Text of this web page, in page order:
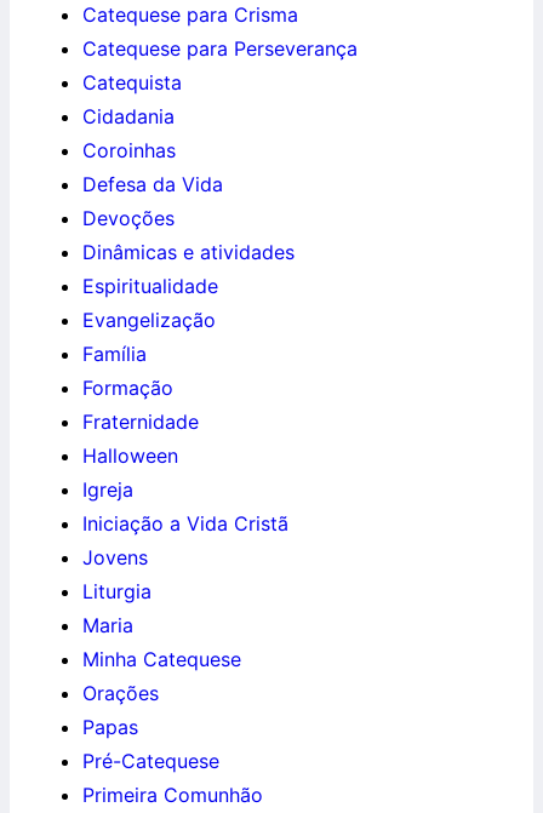
Catequese para Crisma
Catequese para Perseverança
Catequista
Cidadania
Coroinhas
Defesa da Vida
Devoções
Dinâmicas e atividades
Espiritualidade
Evangelização
Família
Formação
Fraternidade
Halloween
Igreja
Iniciação a Vida Cristã
Jovens
Liturgia
Maria
Minha Catequese
Orações
Papas
Pré-Catequese
Primeira Comunhão